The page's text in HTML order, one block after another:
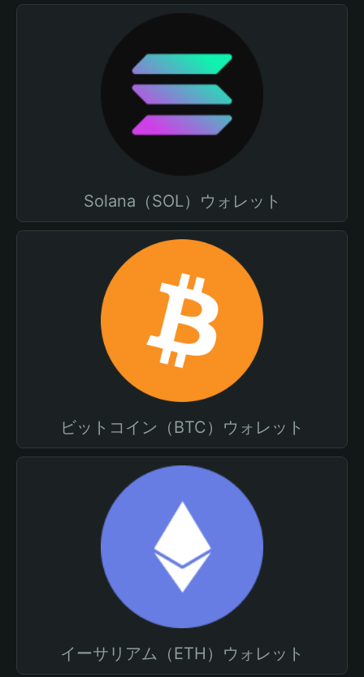
Solana（SOL）ウォレット
ビットコイン（BTC）ウォレット
イーサリアム（ETH）ウォレット